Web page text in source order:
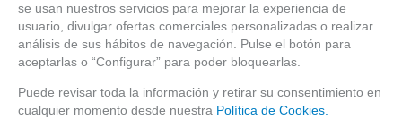
Cañas
Cortacañas
Deflector Saxo Tenor
Estuches Guardacañas
se usan nuestros servicios para mejorar la experiencia de
usuario, divulgar ofertas comerciales personalizadas o realizar
análisis de sus hábitos de navegación. Pulse el botón para
aceptarlas o “Configurar” para poder bloquearlas.
Puede revisar toda la información y retirar su consentimiento en
cualquier momento desde nuestra Política de Cookies.